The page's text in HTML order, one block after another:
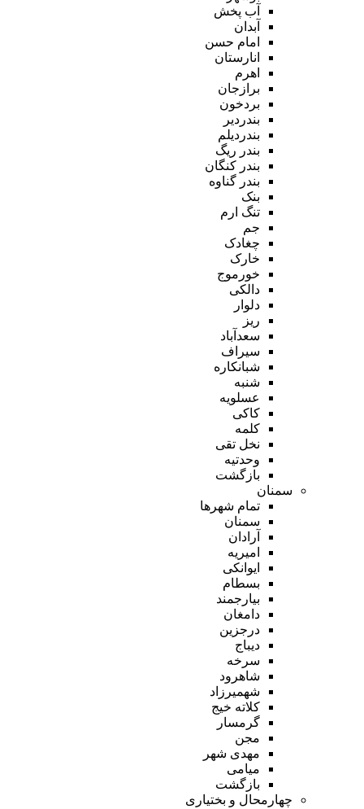
آب پخش
آبدان
امام حسن
انارستان
اهرم
برازجان
بردخون
بندردیر
بندردیلم
بندر ریگ
بندر کنگان
بندر گناوه
بنک
تنگ ارم
جم
چغادک
خارک
خورموج
دالکی
دلوار
ریز
سعدآباد
سیراف
شبانکاره
شنبه
عسلویه
کاکی
کلمه
نخل تقی
وحدتیه
بازگشت
سمنان
تمام شهر‌ها
سمنان
آرادان
امیریه
ایوانکی
بسطام
بیارجمند
دامغان
درجزین
دیباج
سرخه
شاهرود
شهمیرزاد
کلاته خیج
گرمسار
مجن
مهدی شهر
میامی
بازگشت
چهارمحال و بختیاری